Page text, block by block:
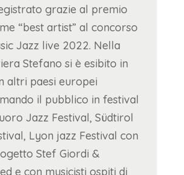
grazie al premio
“best artist” al concorso
Jazz live 2022. Nella
Stefano si è esibito in
altri paesi europei
il pubblico in festival
Jazz Festival, Südtirol
Lyon jazz Festival con
Stef Giordi &
e con musicisti ospiti di